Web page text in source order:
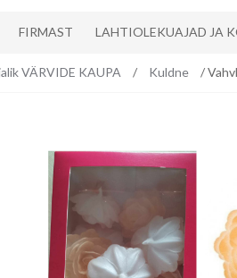
FIRMAST LAHTIOLEKUAJAD JA
VÄRVIDE KAUPA / Kuldne /